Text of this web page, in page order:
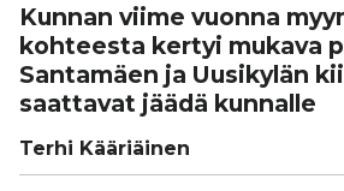
Kunnan viime vuonna
kohteesta kertyi mukava
Santamäen ja Uusikylän
saattavat jäädä kunnalle
Terhi Kääriäinen